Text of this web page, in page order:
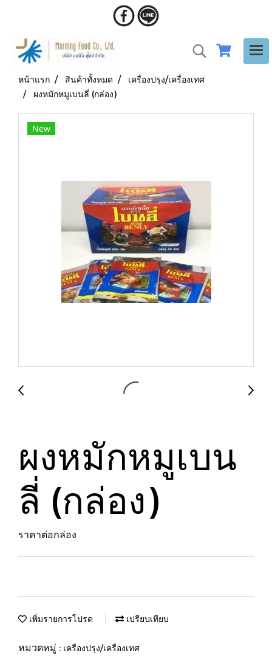
หน้าแรก สินค้าทั้งหมด
เครื่องปรุง/เครื่องเทศ
ผงหมักหมูเบนลี่ (กล่อง)
New
ผงหมักหมูเบน
ลี่ (กล่อง)
ราคาต่อกล่อง
เพิ่มรายการโปรด เปรียบเทียบ
หมวดหมู่ : เครื่องปรุง/เครื่องเทศ